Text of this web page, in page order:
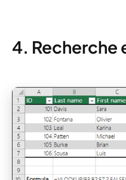
4. Recherche